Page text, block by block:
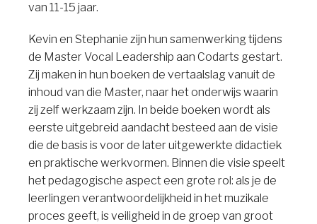
van 11-15 jaar.
Kevin en Stephanie zijn hun samenwerking tijdens
de Master Vocal Leadership aan Codarts gestart.
Zij maken in hun boeken de vertaalslag vanuit de
inhoud van die Master, naar het onderwijs waarin
zij zelf werkzaam zijn. In beide boeken wordt als
eerste uitgebreid aandacht besteed aan de visie
die de basis is voor de later uitgewerkte didactiek
en praktische werkvormen. Binnen die visie speelt
het pedagogische aspect een grote rol: als je de
leerlingen verantwoordelijkheid in het muzikale
proces geeft, is veiligheid in de groep van groot